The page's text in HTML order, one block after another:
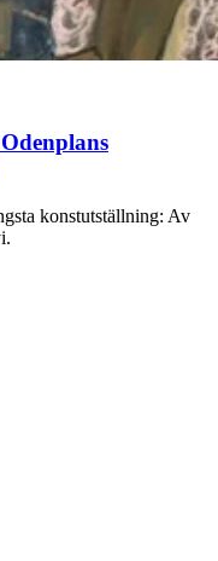
konstutställning: Av